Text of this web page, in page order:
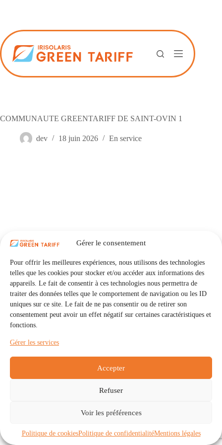
Gérer le consentement
Pour offrir les meilleures expériences, nous utilisons des technologies
telles que les cookies pour stocker et/ou accéder aux informations des
appareils. Le fait de consentir à ces technologies nous permettra de
traiter des données telles que le comportement de navigation ou les ID
uniques sur ce site. Le fait de ne pas consentir ou de retirer son
consentement peut avoir un effet négatif sur certaines caractéristiques et
fonctions.
Gérer les services
Accepter
Refuser
Voir les préférences
Politique de cookiesPolitique de confidentialitéMentions légales
COMMUNAUTE GREENTARIFF DE SAINT-OVIN 1
dev 18 juin 2026 En service
Communautés
À propos
Politique de cookies (UE)